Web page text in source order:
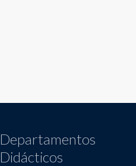
Departamentos
Didácticos